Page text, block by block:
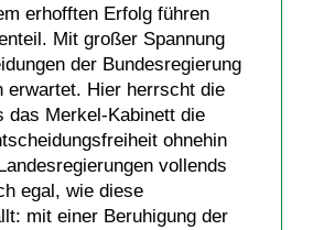
erhofften Erfolg führen
Mit großer Spannung
der Bundesregierung
erwartet. Hier herrscht die
das Merkel-Kabinett die
ohnehin
vollends
egal, wie diese
mit einer Beruhigung der